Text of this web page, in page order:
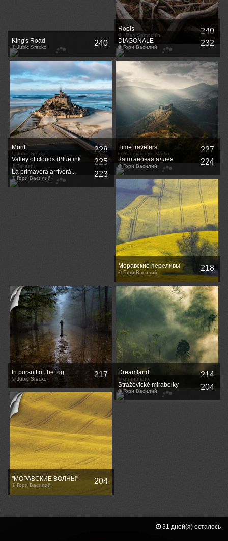
Roots
© Milan Samochin 240
King's Road
© Jubic Srecko 240 DIAGONALE
© Гори Василий 232
Mont
© Jubic Srecko 228 Time travelers
© Radovanovic Marko 227
Valley of clouds (Blue ink
virsion)
© Takashi 225 Каштановая аллея
© Гори Василий 224
La primavera arriverà...
© Гори Василий 223
Моравские переливы
© Гори Василий 218
In pursuit of the fog
© Jubic Srecko 217 Dreamland
© quanphoto 214
"МОРАВСКИЕ ВОЛНЫ"
© Гори Василий 204
Strážovické mirabelky
© Гори Василий 204
31 дней(я) осталось